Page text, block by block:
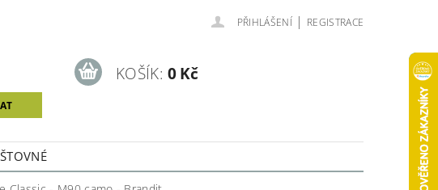
PŘIHLÁŠENÍ | REGISTRACE
KOŠÍK: 0 Kč